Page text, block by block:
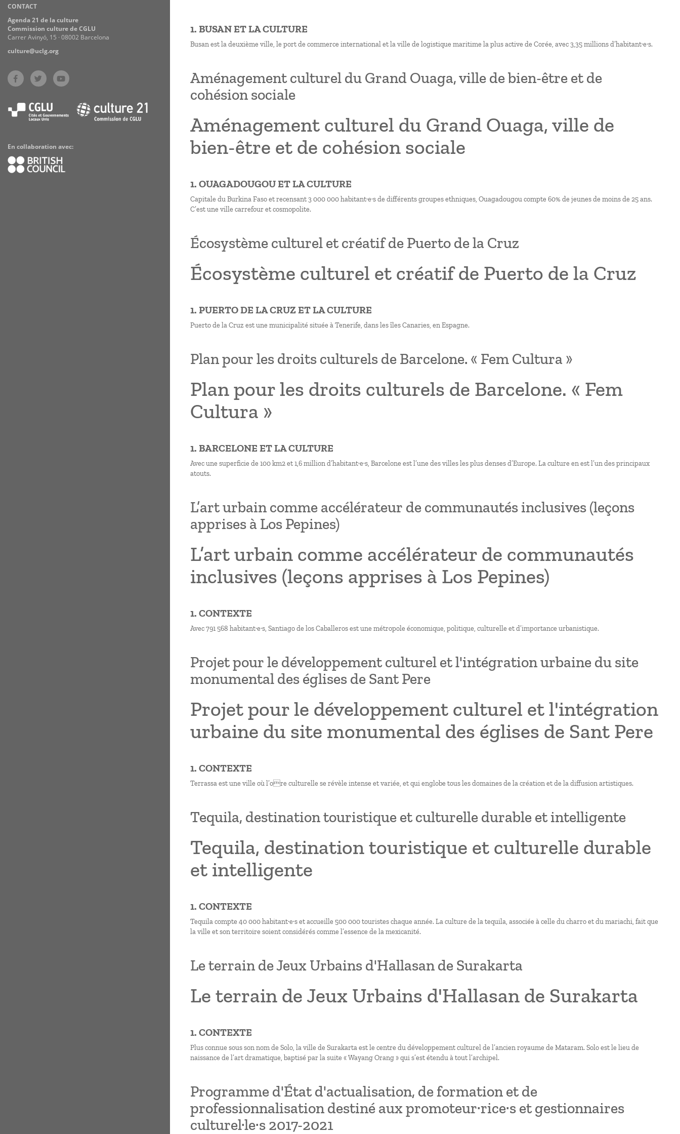
Practices
CONTACT
Agenda 21 de la culture
Commission culture de CGLU
Carrer Avinyó, 15 · 08002 Barcelona
culture@uclg.org
En collaboration avec:
1. BUSAN ET LA CULTURE
Busan est la deuxième ville, le port de commerce international et la ville de logistique maritime la plus active de Corée, avec 3,35 millions d’habitant·e·s.
Aménagement culturel du Grand Ouaga, ville de bien-être et de
cohésion sociale
Aménagement culturel du Grand Ouaga, ville de
bien-être et de cohésion sociale
1. OUAGADOUGOU ET LA CULTURE
Capitale du Burkina Faso et recensant 3 000 000 habitant·e·s de différents groupes ethniques, Ouagadougou compte 60% de jeunes de moins de 25 ans.
C’est une ville carrefour et cosmopolite.
Écosystème culturel et créatif de Puerto de la Cruz
Écosystème culturel et créatif de Puerto de la Cruz
1. PUERTO DE LA CRUZ ET LA CULTURE
Puerto de la Cruz est une municipalité située à Tenerife, dans les îles Canaries, en Espagne.
Plan pour les droits culturels de Barcelone. « Fem Cultura »
Plan pour les droits culturels de Barcelone. « Fem
Cultura »
1. BARCELONE ET LA CULTURE
Avec une superficie de 100 km2 et 1,6 million d’habitant·e·s, Barcelone est l’une des villes les plus denses d’Europe. La culture en est l’un des principaux
atouts.
L’art urbain comme accélérateur de communautés inclusives (leçons
apprises à Los Pepines)
L’art urbain comme accélérateur de communautés
inclusives (leçons apprises à Los Pepines)
1. CONTEXTE
Avec 791 568 habitant·e·s, Santiago de los Caballeros est une métropole économique, politique, culturelle et d’importance urbanistique.
Projet pour le développement culturel et l'intégration urbaine du site
monumental des églises de Sant Pere
Projet pour le développement culturel et l'intégration
urbaine du site monumental des églises de Sant Pere
1. CONTEXTE
Terrassa est une ville où l’ore culturelle se révèle intense et variée, et qui englobe tous les domaines de la création et de la diffusion artistiques.
Tequila, destination touristique et culturelle durable et intelligente
Tequila, destination touristique et culturelle durable
et intelligente
1. CONTEXTE
Tequila compte 40 000 habitant·e·s et accueille 500 000 touristes chaque année. La culture de la tequila, associée à celle du charro et du mariachi, fait que
la ville et son territoire soient considérés comme l’essence de la mexicanité.
Le terrain de Jeux Urbains d'Hallasan de Surakarta
Le terrain de Jeux Urbains d'Hallasan de Surakarta
1. CONTEXTE
Plus connue sous son nom de Solo, la ville de Surakarta est le centre du développement culturel de l’ancien royaume de Mataram. Solo est le lieu de
naissance de l’art dramatique, baptisé par la suite « Wayang Orang » qui s’est étendu à tout l’archipel.
Programme d'État d'actualisation, de formation et de
professionnalisation destiné aux promoteur·rice·s et gestionnaires
culturel·le·s 2017-2021